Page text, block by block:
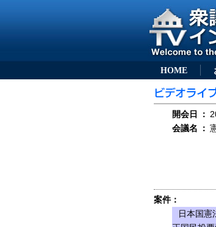
HOME
開会日 ：
会議名
：
案件：
日本国憲